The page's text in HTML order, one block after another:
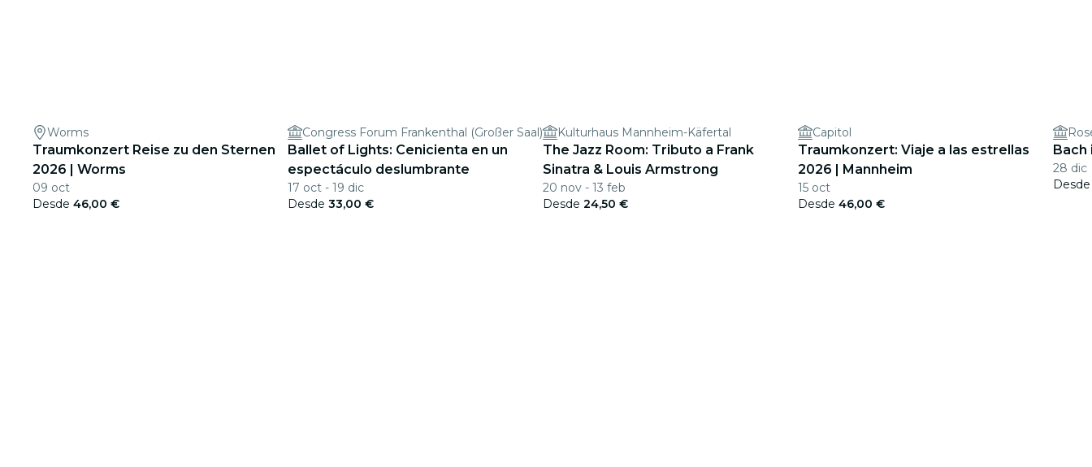
Worms
Traumkonzert Reise zu den Sternen
2026 | Worms
09 oct
Desde 46,00 €
Congress Forum Frankenthal (Großer Saal)
Ballet of Lights: Cenicienta en un
espectáculo deslumbrante
17 oct - 19 dic
Desde 33,00 €
Kulturhaus Mannheim-Käfertal
The Jazz Room: Tributo a Frank
Sinatra & Louis Armstrong
20 nov - 13 feb
Desde 24,50 €
Capitol
Traumkonzert: Viaje a las estrellas
2026 | Mannheim
15 oct
Desde 46,00 €
Bach
28 dic